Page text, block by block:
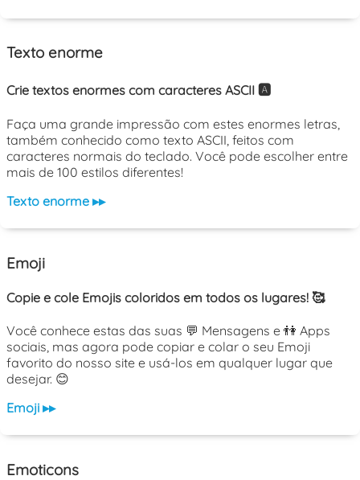
Texto enorme
Crie textos enormes com caracteres ASCII 🅰️
Faça uma grande impressão com estes enormes letras,
também conhecido como texto ASCII, feitos com
caracteres normais do teclado. Você pode escolher entre
mais de 100 estilos diferentes!
Texto enorme ▸▸
Emoji
Copie e cole Emojis coloridos em todos os lugares! 🥰
Você conhece estas das suas 💬 Mensagens e 👫 Apps
sociais, mas agora pode copiar e colar o seu Emoji
favorito do nosso site e usá-los em qualquer lugar que
desejar. 😊
Emoji ▸▸
Emoticons